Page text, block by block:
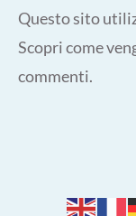
Questo sito
Scopri come
commenti.